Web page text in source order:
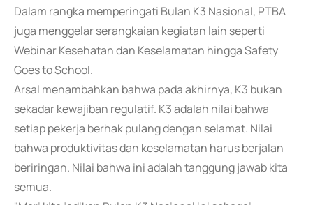
Dalam rangka memperingati Bulan K3 Nasional, PTBA
juga menggelar serangkaian kegiatan lain seperti
Webinar Kesehatan dan Keselamatan hingga Safety
Goes to School.
Arsal menambahkan bahwa pada akhirnya, K3 bukan
sekadar kewajiban regulatif. K3 adalah nilai bahwa
setiap pekerja berhak pulang dengan selamat. Nilai
bahwa produktivitas dan keselamatan harus berjalan
beriringan. Nilai bahwa ini adalah tanggung jawab kita
semua.